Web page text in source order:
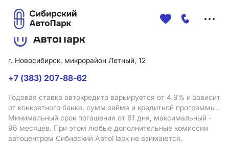
г. Новосибирск, микрорайон Летный, 12
+7 (383) 207-88-62
Годовая ставка автокредита варьируется от 4.9% и зависит
от конкретного банка, сумм займа и кредитной программы.
Минимальный срок погашения от 61 дня, максимальный -
96 месяцев. При этом любые дополнительные комиссии
автоцентром Сибирский АвтоПарк не взимаются.